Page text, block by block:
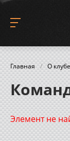
Главная / О клубе
Элемент не